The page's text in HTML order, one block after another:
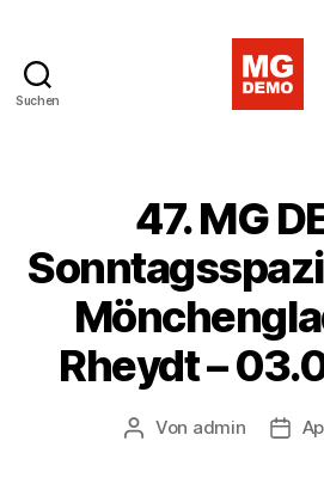
Suchen
47. MG
Rheydt –
Beitragsautor
Von admin